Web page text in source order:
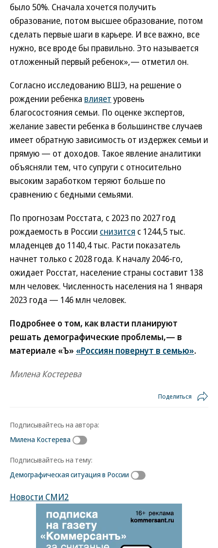
было 50%. Сначала хочется получить
образование, потом высшее образование, потом
сделать первые шаги в карьере. И все важно, все
нужно, все вроде бы правильно. Это называется
отложенный первый ребенок»,— отметил он.
Согласно исследованию ВШЭ, на решение о
рождении ребенка влияет уровень
благосостояния семьи. По оценке экспертов,
желание завести ребенка в большинстве случаев
имеет обратную зависимость от издержек семьи и
прямую — от доходов. Такое явление аналитики
объясняли тем, что супруги с относительно
высоким заработком теряют больше по
сравнению с бедными семьями.
По прогнозам Росстата, с 2023 по 2027 год
рождаемость в России снизится с 1244,5 тыс.
младенцев до 1140,4 тыс. Расти показатель
начнет только с 2028 года. К началу 2046-го,
ожидает Росстат, население страны составит 138
млн человек. Численность населения на 1 января
2023 года — 146 млн человек.
Подробнее о том, как власти планируют
решать демографические проблемы,— в
материале «Ъ» «Россиян повернут в семью».
Милена Костерева
Поделиться
Подписывайтесь на автора:
Милена Костерева
Подписывайтесь на тему:
Демографическая ситуация в России
Новости СМИ2